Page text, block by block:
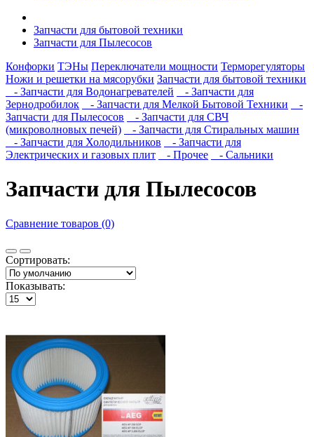
Запчасти для бытовой техники
Запчасти для Пылесосов
Конфорки ТЭНы Переключатели мощности Терморегуляторы
Ножи и решетки на мясорубки Запчасти для бытовой техники
- Запчасти для Водонагревателей
- Запчасти для
Зернодробилок
- Запчасти для Мелкой Бытовой Техники
-
Запчасти для Пылесосов
- Запчасти для СВЧ
(микроволновых печей)
- Запчасти для Стиральных машин
- Запчасти для Холодильников
- Запчасти для
Электрических и газовых плит
- Прочее - Сальники
Запчасти для Пылесосов
Сравнение товаров (0)
Сортировать:
Показывать: